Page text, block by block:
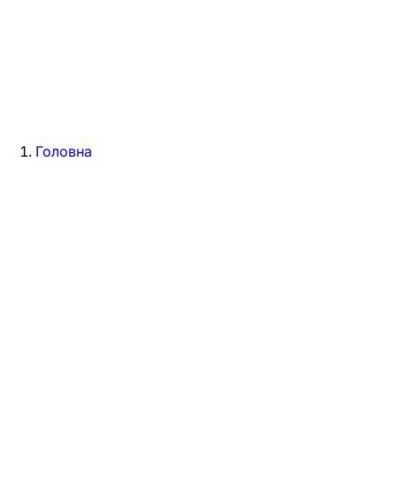
Головна